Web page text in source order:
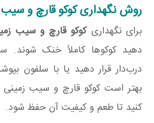
روش نگهداری کوکو قارچ و
برای نگهداریکوکو قارچ و سیب
دهید کوکوها کاملاً خنک
درب‌دار قرار دهید یا با سلفون
کنید تا طعم و کیفیت آن حفظ شود.